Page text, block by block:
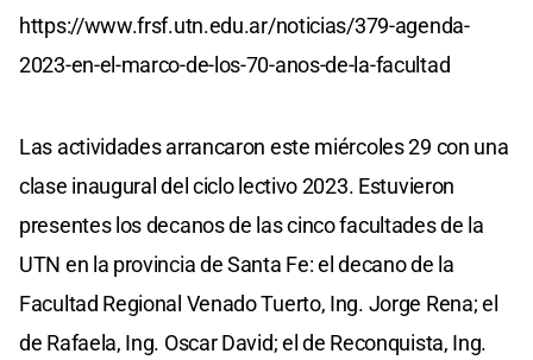
https://www.frsf.utn.edu.ar/noticias/379-agenda-
2023-en-el-marco-de-los-70-anos-de-la-facultad
Las actividades arrancaron este miércoles 29 con una
clase inaugural del ciclo lectivo 2023. Estuvieron
presentes los decanos de las cinco facultades de la
UTN en la provincia de Santa Fe: el decano de la
Facultad Regional Venado Tuerto, Ing. Jorge Rena; el
de Rafaela, Ing. Oscar David; el de Reconquista, Ing.